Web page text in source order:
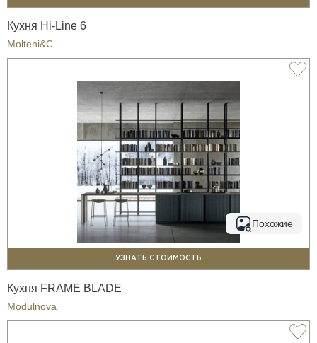
Кухня Hi-Line 6
Molteni&C
Похожие
УЗНАТЬ СТОИМОСТЬ
Кухня FRAME BLADE
Modulnova